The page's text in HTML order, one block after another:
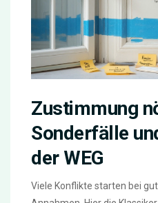
Zustimmung
Sonderfälle
der WEG
Viele Konflikte starten bei